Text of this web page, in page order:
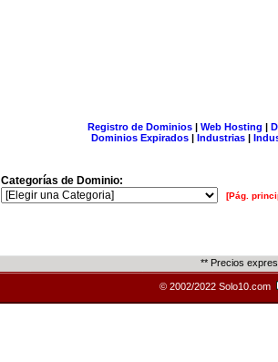
Registro de Dominios| Web Hosting |
Dominios Expirados | Industrias |
Categorías de Dominio:
[Pág.
** Precios
© 2002/2022 Solo10.com